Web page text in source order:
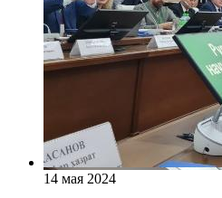
14 мая 2024